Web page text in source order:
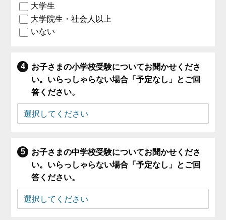
大学生
大学院生・社会人以上
いない
お子さまの小学校受験についてお聞かせくださ
い。いらっしゃらない場合「予定なし」とご回
答ください。
お子さまの中学校受験についてお聞かせくださ
い。いらっしゃらない場合「予定なし」とご回
答ください。